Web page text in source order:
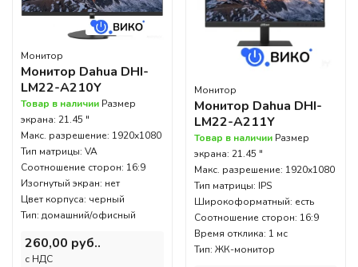
Монитор
Монитор Dahua DHI-
LM22-A210Y
Товар в наличии Размер
экрана: 21.45 "
Макс. разрешение: 1920x1080
Тип матрицы: VA
Соотношение сторон: 16:9
Изогнутый экран: нет
Цвет корпуса: черный
Тип: домашний/офисный
260,00 руб..
c НДС
Монитор
Монитор Dahua DHI-
LM22-A211Y
Товар в наличии Размер
экрана: 21.45 "
Макс. разрешение: 1920x1080
Тип матрицы: IPS
Широкоформатный: есть
Соотношение сторон: 16:9
Время отклика: 1 мс
Тип: ЖК-монитор